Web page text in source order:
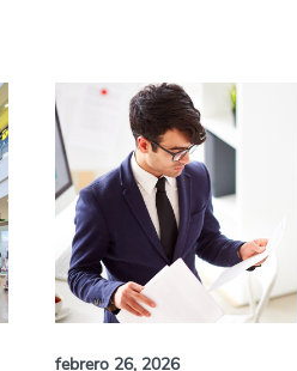
febrero 26, 2026